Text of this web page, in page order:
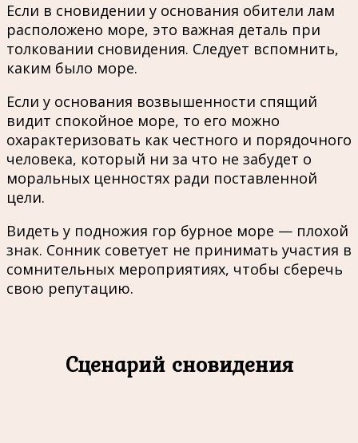
Если в сновидении у основания обители лам
расположено море, это важная деталь при
толковании сновидения. Следует вспомнить,
каким было море.
Если у основания возвышенности спящий
видит спокойное море, то его можно
охарактеризовать как честного и порядочного
человека, который ни за что не забудет о
моральных ценностях ради поставленной
цели.
Видеть у подножия гор бурное море — плохой
знак. Сонник советует не принимать участия в
сомнительных мероприятиях, чтобы сберечь
свою репутацию.
Сценарий сновидения